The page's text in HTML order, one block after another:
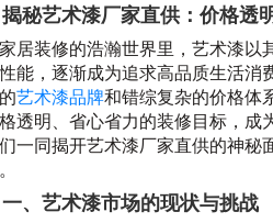
揭秘艺术漆厂家直供：价格透
居装修的浩瀚世界里，艺术漆以
能，逐渐成为追求高品质生活消
艺术漆品牌和错综复杂的价格体
透明、省心省力的装修目标，成
一同揭开艺术漆厂家直供的神秘
一、艺术漆市场的现状与挑战